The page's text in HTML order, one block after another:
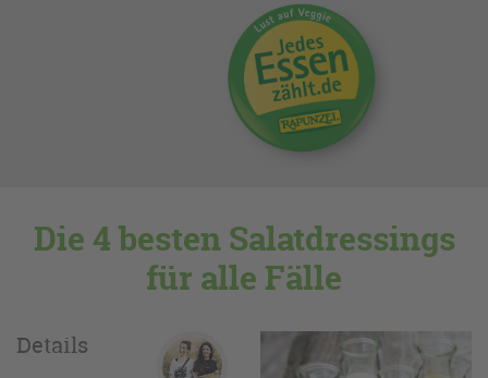
Die 4 besten Salatdressings
für alle Fälle
Details